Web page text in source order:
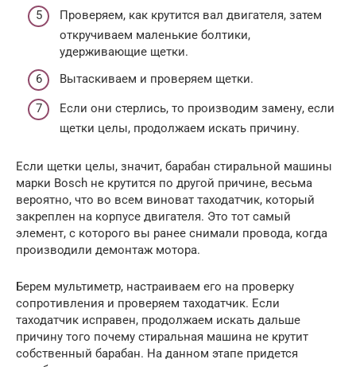
Проверяем, как крутится вал двигателя, затем
откручиваем маленькие болтики,
удерживающие щетки.
Вытаскиваем и проверяем щетки.
Если они стерлись, то производим замену, если
щетки целы, продолжаем искать причину.
Если щетки целы, значит, барабан стиральной машины
марки Bosch не крутится по другой причине, весьма
вероятно, что во всем виноват таходатчик, который
закреплен на корпусе двигателя. Это тот самый
элемент, с которого вы ранее снимали провода, когда
производили демонтаж мотора.
Берем мультиметр, настраиваем его на проверку
сопротивления и проверяем таходатчик. Если
таходатчик исправен, продолжаем искать дальше
причину того почему стиральная машина не крутит
собственный барабан. На данном этапе придется